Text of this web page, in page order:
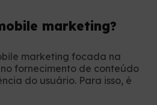
marketing?
marketing focada na
fornecimento de conteúdo
do usuário. Para isso, é